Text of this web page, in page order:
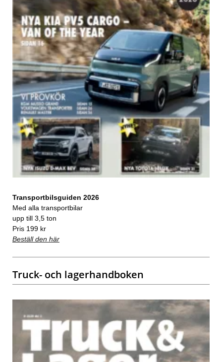
Transportbilsguiden 2026
Med alla transportbilar
upp till 3,5 ton
Pris 199 kr
Beställ den här
Truck- och lagerhandboken